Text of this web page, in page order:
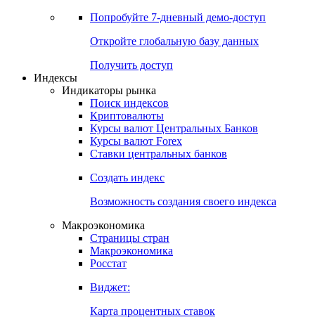
Попробуйте 7-дневный демо-доступ
Откройте глобальную базу данных
Получить доступ
Индексы
Индикаторы рынка
Поиск индексов
Криптовалюты
Курсы валют Центральных Банков
Курсы валют Forex
Ставки центральных банков
Создать индекс
Возможность создания своего индекса
Макроэкономика
Страницы стран
Макроэкономика
Росстат
Виджет:
Карта процентных ставок